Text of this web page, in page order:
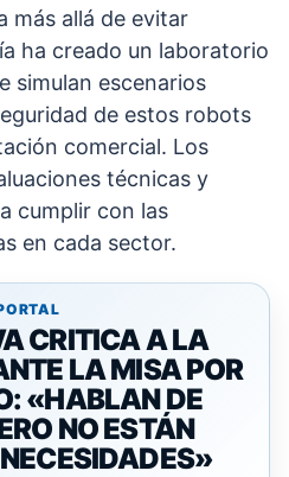
más allá de evitar
ha creado un laboratorio
simulan escenarios
de estos robots
comercial. Los
técnicas y
cumplir con las
en cada sector.
CRITICA A LA
LA MISA POR
«HABLAN DE
NO ESTÁN